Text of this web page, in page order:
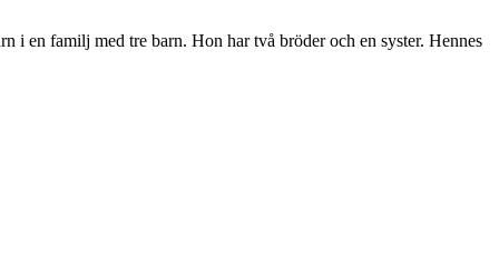
i en familj med tre barn. Hon har två bröder och en syster. Hennes